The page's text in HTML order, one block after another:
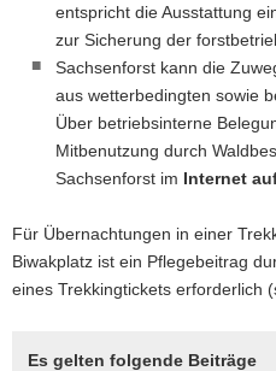
entspricht die Ausstattung
zur Sicherung der
Sachsenforst kann die
aus wetterbedingten sowie
Über betriebsinterne
Mitbenutzung durch
Sachsenforst im Internet
Für Übernachtungen in einer
Biwakplatz ist ein Pflegebeitrag
eines Trekkingtickets erforderlich
Es gelten folgende Beiträge